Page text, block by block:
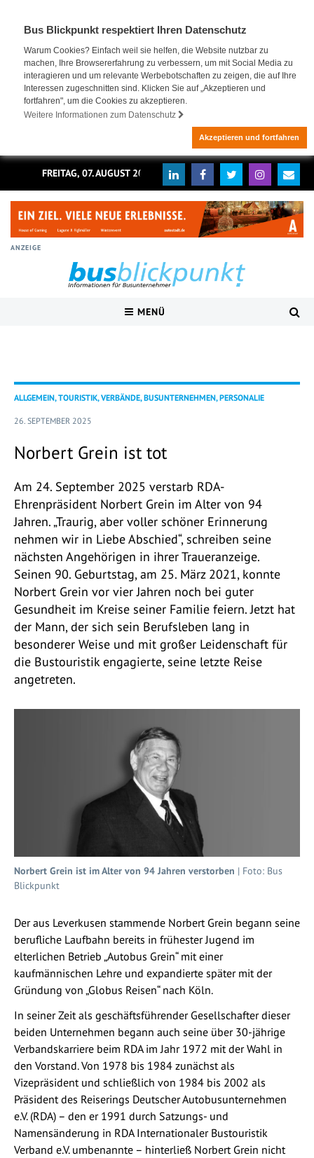
Bus Blickpunkt respektiert Ihren Datenschutz
Warum Cookies? Einfach weil sie helfen, die Website nutzbar zu
machen, Ihre Browsererfahrung zu verbessern, um mit Social Media zu
interagieren und um relevante Werbebotschaften zu zeigen, die auf Ihre
Interessen zugeschnitten sind. Klicken Sie auf „Akzeptieren und
fortfahren", um die Cookies zu akzeptieren.
Weitere Informationen zum Datenschutz
Akzeptieren und fortfahren
FREITAG, 07. AUGUST 2026
ANZEIGE
MENÜ
ALLGEMEIN, TOURISTIK, VERBÄNDE, BUSUNTERNEHMEN, PERSONALIE
26. SEPTEMBER 2025
Norbert Grein ist tot
Am 24. September 2025 verstarb RDA-
Ehrenpräsident Norbert Grein im Alter von 94
Jahren. „Traurig, aber voller schöner Erinnerung
nehmen wir in Liebe Abschied“, schreiben seine
nächsten Angehörigen in ihrer Traueranzeige.
Seinen 90. Geburtstag, am 25. März 2021, konnte
Norbert Grein vor vier Jahren noch bei guter
Gesundheit im Kreise seiner Familie feiern. Jetzt hat
der Mann, der sich sein Berufsleben lang in
besonderer Weise und mit großer Leidenschaft für
die Bustouristik engagierte, seine letzte Reise
angetreten.
Norbert Grein ist im Alter von 94 Jahren verstorben | Foto: Bus
Blickpunkt
Der aus Leverkusen stammende Norbert Grein begann seine
berufliche Laufbahn bereits in frühester Jugend im
elterlichen Betrieb „Autobus Grein“ mit einer
kaufmännischen Lehre und expandierte später mit der
Gründung von „Globus Reisen“ nach Köln.
In seiner Zeit als geschäftsführender Gesellschafter dieser
beiden Unternehmen begann auch seine über 30-jährige
Verbandskarriere beim RDA im Jahr 1972 mit der Wahl in
den Vorstand. Von 1978 bis 1984 zunächst als
Vizepräsident und schließlich von 1984 bis 2002 als
Präsident des Reiserings Deutscher Autobusunternehmen
e.V. (RDA) – den er 1991 durch Satzungs- und
Namensänderung in RDA Internationaler Bustouristik
Verband e.V. umbenannte – hinterließ Norbert Grein nicht